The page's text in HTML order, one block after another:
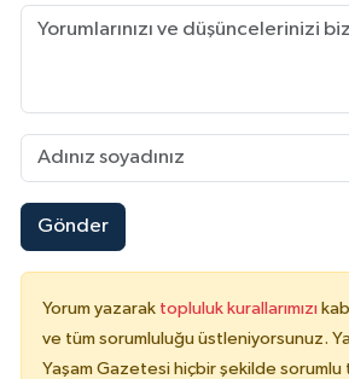
Gönder
Yorum yazarak topluluk kurallarımızı
ve tüm sorumluluğu üstleniyorsunuz.
Yaşam Gazetesi hiçbir şekilde sorumlu